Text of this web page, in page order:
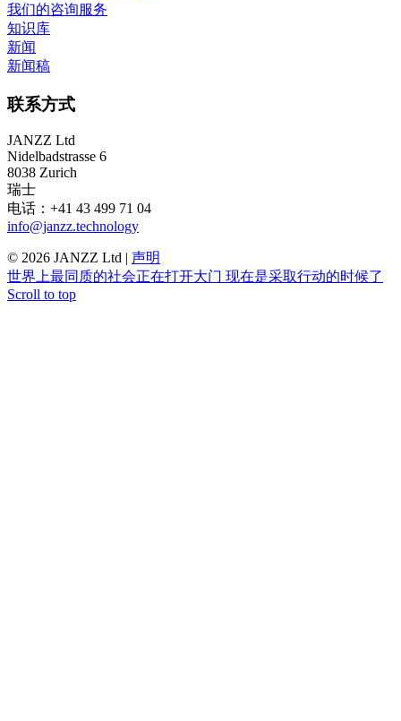
我们的咨询服务
知识库
新闻
新闻稿
联系方式
JANZZ Ltd
Nidelbadstrasse 6
8038 Zurich
瑞士
电话：+41 43 499 71 04
info@janzz.technology
© 2026 JANZZ Ltd | 声明
世界上最同质的社会正在打开大门 现在是采取行动的时候了
Scroll to top